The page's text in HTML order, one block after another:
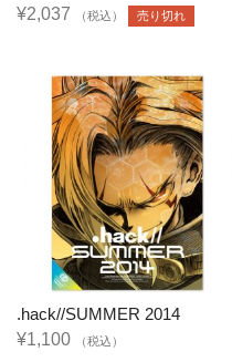
¥2,037
（税込） 売り切れ
.hack//SUMMER 2014
¥1,100
（税込）